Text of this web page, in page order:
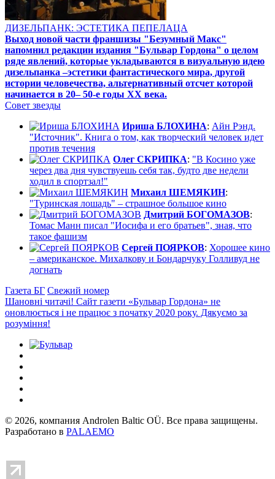
ДИЗЕЛЬПАНК: ЭСТЕТИКА ПЕПЕЛАЦА
Выход новой части франшизы "Безумный Макс"
напомнил редакции издания "Бульвар Гордона" о целом
ряде явлений, которые укладываются в визуальную идею
дизельпанка –эстетики фантастического мира, другой
истории человечества, альтернативный отсчет которой
начинается в 20– 50-е годы XX века.
Совет звезды
Ириша БЛОХИНА: Айн Рэнд.
"Источник". Книга о том, как творческий человек идет
против течения
Олег СКРИПКА: "В Косино уже
через два дня чувствуешь себя так, будто две недели
ходил в спортзал!"
Михаил ШЕМЯКИН:
"Туринская лошадь" – страшное большое кино
Дмитрий БОГОМАЗОВ:
Томас Манн писал "Иосифа и его братьев", зная, что
такое фашизм
Сергей ПОЯРКОВ: Хорошее кино
– американское. Михалкову и Бондарчуку Голливуд не
догнать
Газета БГ Свежий номер
Шановні читачі! Сайт газети «Бульвар Гордона» не
оновлюється і не працює з початку 2020 року. Дякуємо за
розуміння!
© 2026, компания Androlen Baltic OÜ. Все права защищены.
Разработано в PALAEMO